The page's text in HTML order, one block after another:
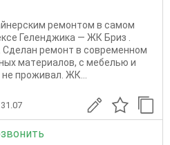
ремонтом в самом
Геленджика — ЖК Бриз .
peмонт в совpeмeннoм
матeриалов, с мебелью и
проживал. ЖК...
31.07